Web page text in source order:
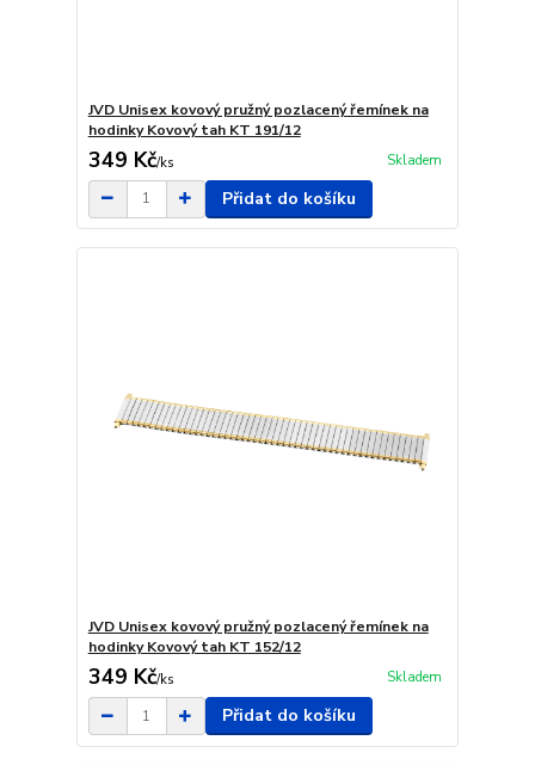
JVD Unisex kovový pružný pozlacený řemínek na
hodinky Kovový tah KT 191/12
349 Kč/ks Skladem
Přidat do košíku
JVD Unisex kovový pružný pozlacený řemínek na
hodinky Kovový tah KT 152/12
349 Kč/ks Skladem
Přidat do košíku